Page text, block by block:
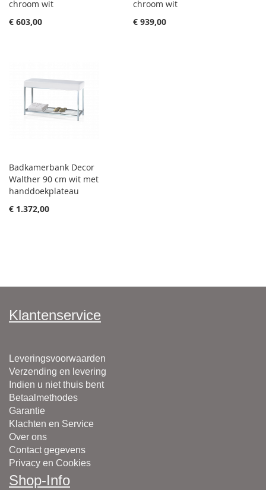
chroom wit
€ 603,00
chroom wit
€ 939,00
Badkamerbank Decor
Walther 90 cm wit met
handdoekplateau
€ 1.372,00
Klantenservice
Leveringsvoorwaarden
Verzending en levering
Indien u niet thuis bent
Betaalmethodes
Garantie
Klachten en Service
Over ons
Contact gegevens
Privacy en Cookies
Shop-Info